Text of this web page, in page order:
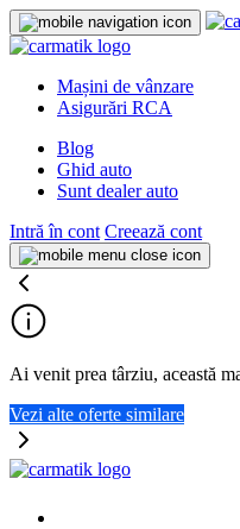
Mașini de vânzare
Asigurări RCA
Blog
Ghid auto
Sunt dealer auto
Intră în cont Creează cont
Ai venit prea târziu, această
Vezi alte oferte similare